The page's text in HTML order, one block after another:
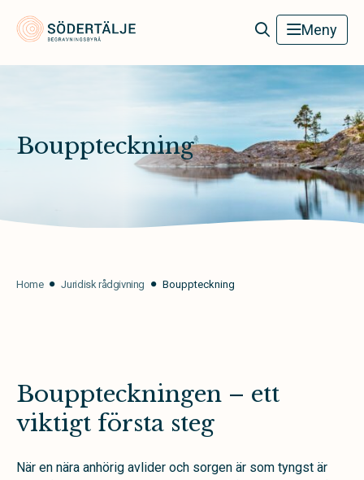
Södertälje Begravningsbyrå Meny
Bouppteckning
Home Juridisk rådgivning Bouppteckning
Bouppteckningen – ett
viktigt första steg
När en nära anhörig avlider och sorgen är som tyngst är